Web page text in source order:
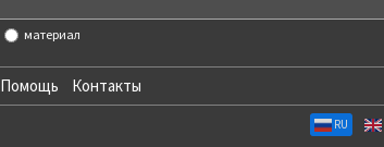
материал
Помощь Контакты
RU